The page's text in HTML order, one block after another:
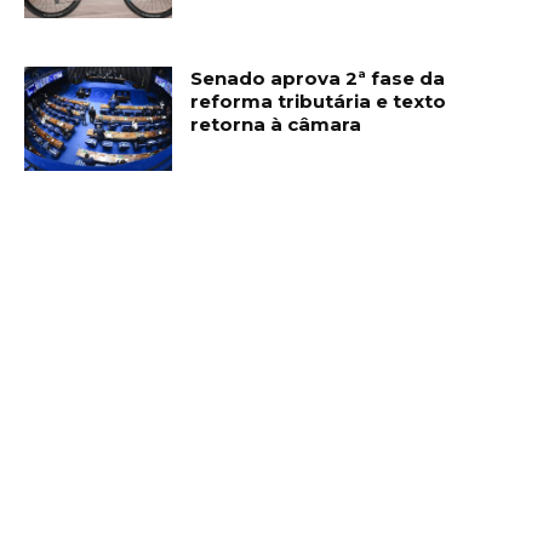
Senado aprova 2ª fase da
reforma tributária e texto
retorna à câmara